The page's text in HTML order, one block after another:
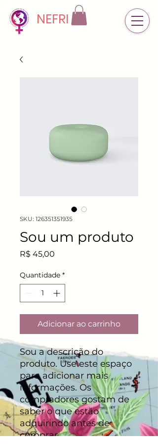
NEFRI
SKU: 126351351935
Sou um produto
R$ 45,00
Quantidade *
Adicionar ao carrinho
Sou a descrição do
produto. Use este espaço
para adicionar mais
informações. Os
compradores gostam de
saber o que estão
adquirindo antes de
comprar.